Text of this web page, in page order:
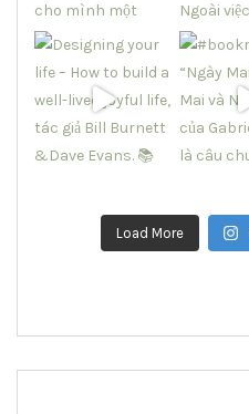
Load More